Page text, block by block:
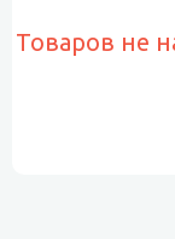
Товаров не